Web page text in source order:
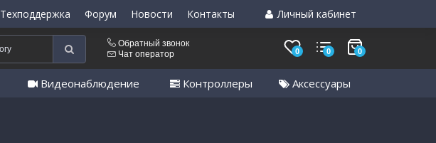
Техподдержка Форум Новости Контакты Личный кабинет
Обратный звонок
Чат оператор
0 0 0
Видеонаблюдение Контроллеры Аксессуары